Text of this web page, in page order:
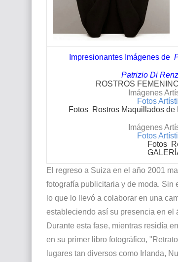
Impresionantes Imágenes de
Patrizio Di
ROSTROS
Imágenes
Fotos
Fotos Rostros Maquillados de
Imágenes
Fotos
Fotos
El regreso a Suiza en el año 2001
fotografía publicitaria y de moda. Sin
lo que lo llevó a colaborar en una
estableciendo así su presencia en el
Durante esta fase, mientras residía
en su primer libro fotográfico,
lugares tan diversos como Irlanda,